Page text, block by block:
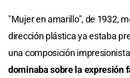
"Mujer en amarillo", de 1932,
dirección plástica ya estaba
una composición impresionista
dominaba sobre la expresión